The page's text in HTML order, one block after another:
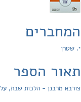
המחברים
י. שטרן
תאור הספר
צורבא מרבנן - הלכות שבת,